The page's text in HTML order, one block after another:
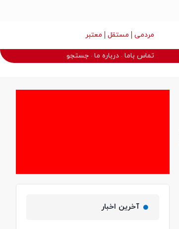
مردمی مستقل معتبر
تماس باما درباره ما جستجو
آخرین اخبار